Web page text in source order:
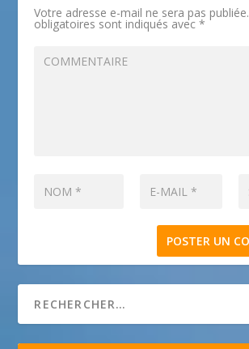
Votre adresse e-mail ne sera pas publiée.
obligatoires sont indiqués avec*